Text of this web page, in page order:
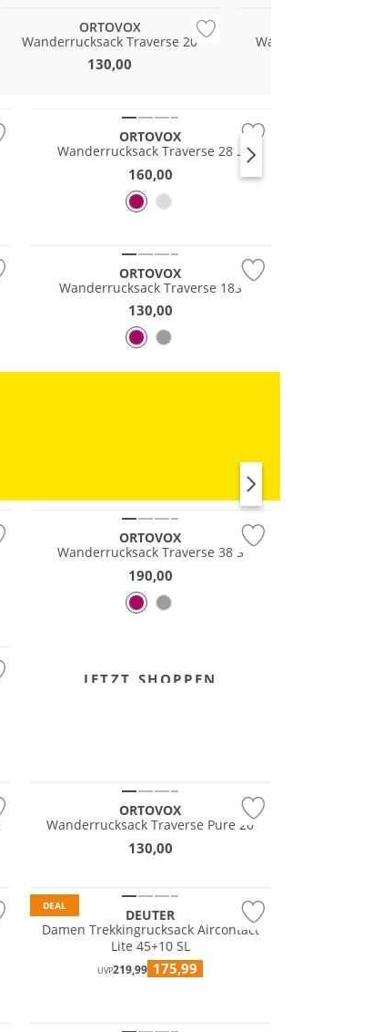
ORTOVOX
Wanderrucksack Traverse 20
130,00
Wanderrucksack
ORTOVOX
Wanderrucksack Traverse 28 S
160,00
ORTOVOX
Wanderrucksack Traverse 18S
130,00
ORTOVOX
Wanderrucksack Traverse 38 S
190,00
JETZT SHOPPEN
ORTOVOX
Wanderrucksack Traverse Pure 20
130,00
DEAL
DEUTER
Damen Trekkingrucksack Aircontact
Lite 45+10 SL
UVP219,99 175,99